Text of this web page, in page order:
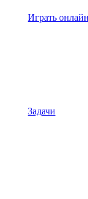
Играть онлайн
Задачи